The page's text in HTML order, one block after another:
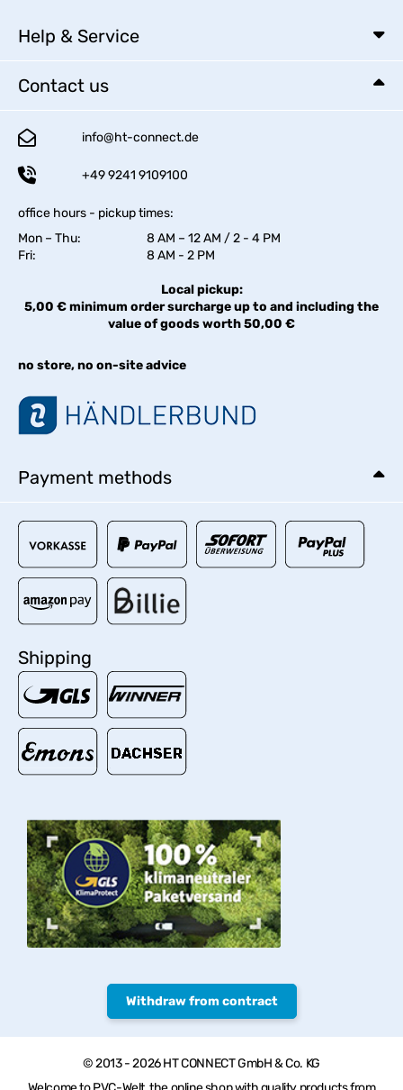
Help & Service
Contact us
info@ht-connect.de
+49 9241 9109100
office hours - pickup times:
Mon – Thu:
8 AM – 12 AM / 2 - 4 PM
Fri:
8 AM - 2 PM
Local pickup:
5,00 € minimum order surcharge up to and including the
value of goods worth 50,00 €
no store, no on-site advice
Payment methods
Shipping
Withdraw from contract
© 2013 - 2026 HT CONNECT GmbH & Co. KG